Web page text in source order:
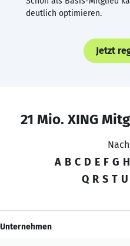
deutlich optimieren.
Jetzt
21 Mio. XING
A B C D E F G H
Q R S T U
Unternehmen